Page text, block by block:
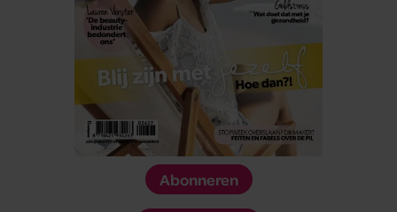
Abonneren